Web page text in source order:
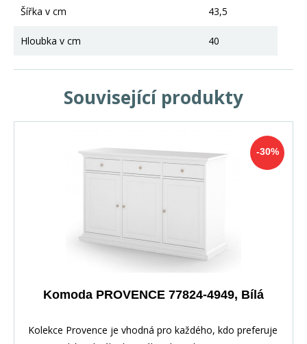
Šířka v cm 43,5
Hloubka v cm 40
Související produkty
-30%
Komoda PROVENCE 77824-4949, Bílá
Kolekce Provence je vhodná pro každého, kdo preferuje